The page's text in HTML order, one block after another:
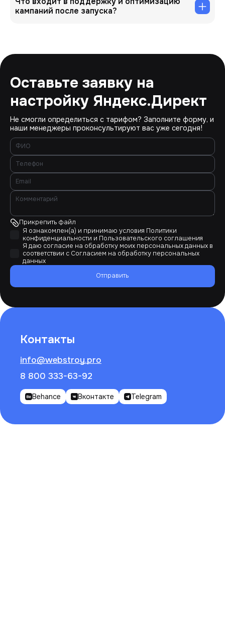
кампаний после запуска?
Оставьте заявку на
настройку Яндекс.Директ
Не смогли определиться с тарифом? Заполните форму, и
наши менеджеры проконсультируют вас уже сегодня!
Прикрепить файл
Я ознакомлен(а) и принимаю условия Политики
конфиденциальности и Пользовательского соглашения
Я даю согласие на обработку моих персональных данных в
соответствии с Согласием на обработку персональных
данных
Отправить
Контакты
info@webstroy.pro
8 800 333-63-92
Behance Вконтакте Telegram